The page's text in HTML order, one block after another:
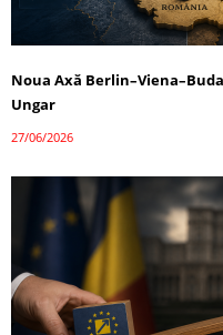
Noua Axă
Ungar
27/06/2026